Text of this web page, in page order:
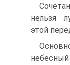
нельзя
этой